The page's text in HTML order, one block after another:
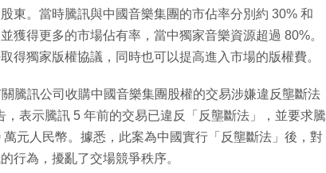
東。當時騰訊與中國音樂集團的市佔率分別約 30% 和
獲得更多的市場佔有率，當中獨家音樂資源超過 80%。
得獨家版權協議，同時也可以提高進入市場的版權費。
騰訊公司收購中國音樂集團股權的交易涉嫌違反壟斷法
表示騰訊 5 年前的交易已違反「反壟斷法」，並要求騰
元人民幣。據悉，此案為中國實行「反壟斷法」後，對
行為，擾亂了交場競爭秩序。